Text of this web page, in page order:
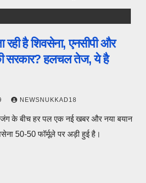
रही है शिवसेना, एनसीपी और
सरकार? हलचल तेज, ये है
NEWSNUKKAD18
जंग के बीच हर पल एक नई खबर और नया बयान
50-50 फॉर्मूले पर अड़ी हुई है।